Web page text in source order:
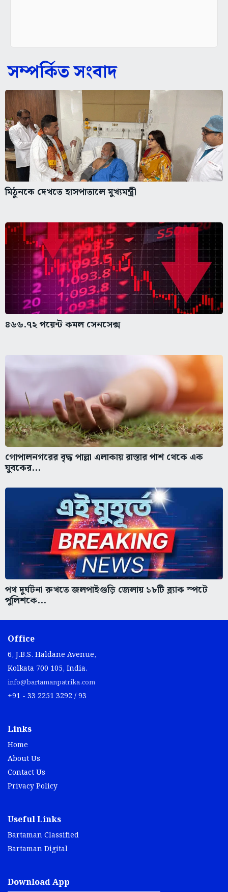
সম্পর্কিত সংবাদ
মিঠুনকে দেখতে হাসপাতালে মুখ্যমন্ত্রী
৪৬৬.৭২ পয়েন্ট কমল সেনসেক্স
গোপালনগরের বৃদ্ধ পাল্লা এলাকায় রাস্তার পাশ থেকে এক
যুবকের...
পথ দুর্ঘটনা রুখতে জলপাইগুড়ি জেলায় ১৮টি ব্ল্যাক স্পটে
পুলিশকে...
Office
6, J.B.S. Haldane Avenue,
Kolkata 700 105, India.
info@bartamanpatrika.com
+91 - 33 2251 3292 / 93
Links
Home
About Us
Contact Us
Privacy Policy
Useful Links
Bartaman Classified
Bartaman Digital
Download App